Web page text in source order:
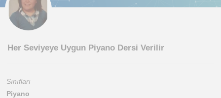
Her Seviyeye Uygun Piyano Dersi Verilir
Sınıfları
Piyano